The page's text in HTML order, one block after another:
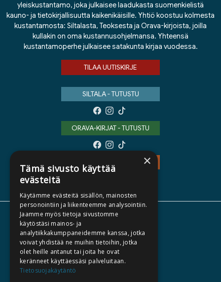
yleiskustantamo, joka julkaisee laadukasta suomenkielistä
kauno- ja tietokirjallisuutta kaikenikäisille. Yhtiö koostuu kolmesta
kustantamosta: Siltalasta, Teoksesta ja Orava-kirjoista, joilla
kullakin on oma kustannusohjelmansa. Yhteensä
kustantamoperhe julkaisee satakunta kirjaa vuodessa.
TILAA UUTISKIRJE
SILTALA - TUTUSTU
ORAVA-KIRJAT - TUTUSTU
TIETOA MEISTÄ
TEKIJÄT
KATALOGIT
AJANKOHTAISTA
×
Tämä sivusto käyttää
evästeitä
Käytämme evästeitä sisällön, mainosten
personointiin ja liikenteemme analysointiin.
Jaamme myös tietoja sivustomme
käytöstäsi mainos- ja
analytiikkakumppaneidemme kanssa, jotka
voivat yhdistää ne muihin tietoihin, jotka
olet heille antanut tai joita he ovat
keränneet käyttäessäsi palveluitaan.
Tietosuojakäytäntö